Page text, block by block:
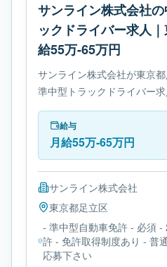
サンライン株式会社
ックドライバー求人
給55万-65万円
サンライン株式会社が東京
準中型トラックドライバー
トラックです。勤務時間は-
要免許は- 準中型自動車免許
給与
月給55万-65万円
サンライン株式会社
東京都足立区
- 準中型自動車免許 - 必須
許 - 免許取得制度あり - 普
応募下さい